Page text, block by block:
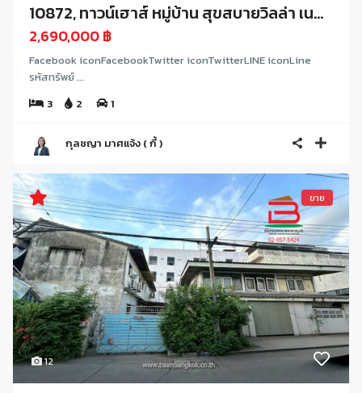
10872, ทาวน์เฮาส์ หมู่บ้าน สุขสบายวิลล่า เน...
2,690,000 ฿
Facebook iconFacebookTwitter iconTwitterLINE iconLine
รหัสทรัพย์ ...
3
2 1
กุลชญา มาศแจ้ง ( กี้ )
12
ขาย